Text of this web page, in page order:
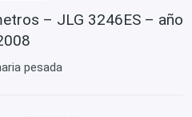
– JLG 3246ES – año
pesada